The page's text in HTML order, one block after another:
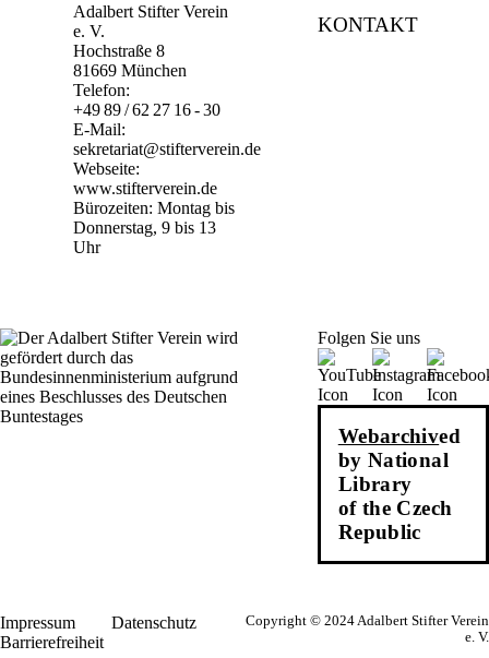
Adalbert Stifter Verein
e. V.
Hochstraße 8
81669 München
Telefon:
+49 89 / 62 27 16 - 30
E-Mail:
sekretariat@stifterverein.de
Webseite:
www.stifterverein.de
Bürozeiten: Montag bis
Donnerstag, 9 bis 13
Uhr
KONTAKT
Folgen Sie uns
Webarchived
by National
Library
of the Czech
Republic
Impressum
Datenschutz
Barrierefreiheit
Copyright © 2024 Adalbert Stifter Verein
e. V.